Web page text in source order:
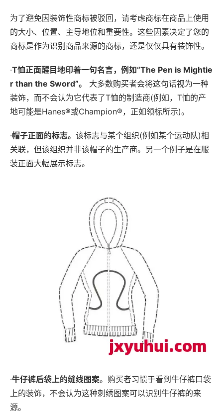
为了避免因装饰性商标被驳回，请考虑商标在商品上使用
的大小、位置、主导地位和重要性。这些因素决定了您的
商标是作为识别商品来源的商标，还是仅仅具有装饰性。
·T恤正面醒目地印着一句名言，例如“The Pen is Mightie
r than the Sword”。
大多数购买者会将这句话视为一种
装饰，而不会认为它代表了T恤的制造商(例如，T恤的产
地可能是Hanes®或Champion®，正如领标所示)。
·帽子正面的标志。 该标志与某个组织(例如某个运动队)相
关联，但该组织并非该帽子的生产商。另一个例子是在服
装正面大幅展示标志。
·牛仔裤后袋上的缝线图案。购买者习惯于看到牛仔裤口袋
上的装饰，不会认为这种刺绣图案可以识别牛仔裤的来
源。